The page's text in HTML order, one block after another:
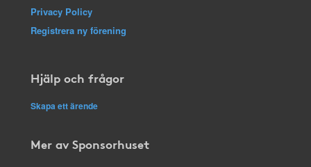
Privacy Policy
Registrera ny förening
Hjälp och frågor
Skapa ett ärende
Mer av Sponsorhuset